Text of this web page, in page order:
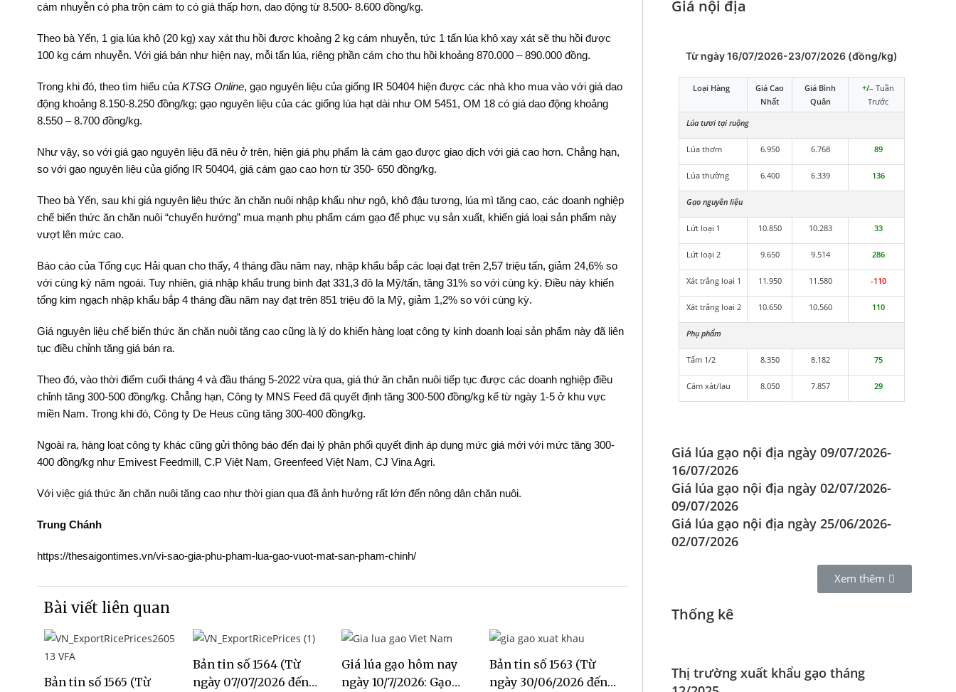
cám nhuyễn có pha trộn cám to có giá thấp hơn, dao động từ 8.500- 8.600 đồng/kg.
Theo bà Yến, 1 giạ lúa khô (20 kg) xay xát thu hồi được khoảng 2 kg cám nhuyễn, tức 1 tấn lúa khô xay xát sẽ thu hồi được
100 kg cám nhuyễn. Với giá bán như hiện nay, mỗi tấn lúa, riêng phần cám cho thu hồi khoảng 870.000 – 890.000 đồng.
Trong khi đó, theo tìm hiểu của KTSG Online, gạo nguyên liệu của giống IR 50404 hiện được các nhà kho mua vào với giá dao
động khoảng 8.150-8.250 đồng/kg; gạo nguyên liệu của các giống lúa hạt dài như OM 5451, OM 18 có giá dao động khoảng
8.550 – 8.700 đồng/kg.
Như vậy, so với giá gạo nguyên liệu đã nêu ở trên, hiện giá phụ phẩm là cám gạo được giao dịch với giá cao hơn. Chẳng hạn,
so với gạo nguyên liệu của giống IR 50404, giá cám gạo cao hơn từ 350- 650 đồng/kg.
Theo bà Yến, sau khi giá nguyên liệu thức ăn chăn nuôi nhập khẩu như ngô, khô đậu tương, lúa mì tăng cao, các doanh nghiệp
chế biến thức ăn chăn nuôi “chuyển hướng” mua mạnh phụ phẩm cám gạo để phục vụ sản xuất, khiến giá loại sản phẩm này
vượt lên mức cao.
Báo cáo của Tổng cục Hải quan cho thấy, 4 tháng đầu năm nay, nhập khẩu bắp các loại đạt trên 2,57 triệu tấn, giảm 24,6% so
với cùng kỳ năm ngoái. Tuy nhiên, giá nhập khẩu trung bình đạt 331,3 đô la Mỹ/tấn, tăng 31% so với cùng kỳ. Điều này khiến
tổng kim ngạch nhập khẩu bắp 4 tháng đầu năm nay đạt trên 851 triệu đô la Mỹ, giảm 1,2% so với cùng kỳ.
Giá nguyên liệu chế biến thức ăn chăn nuôi tăng cao cũng là lý do khiến hàng loạt công ty kinh doanh loại sản phẩm này đã liên
tục điều chỉnh tăng giá bán ra.
Theo đó, vào thời điểm cuối tháng 4 và đầu tháng 5-2022 vừa qua, giá thứ ăn chăn nuôi tiếp tục được các doanh nghiệp điều
chỉnh tăng 300-500 đồng/kg. Chẳng hạn, Công ty MNS Feed đã quyết định tăng 300-500 đồng/kg kể từ ngày 1-5 ở khu vực
miền Nam. Trong khi đó, Công ty De Heus cũng tăng 300-400 đồng/kg.
Ngoài ra, hàng loạt công ty khác cũng gửi thông báo đến đại lý phân phối quyết định áp dụng mức giá mới với mức tăng 300-
400 đồng/kg như Emivest Feedmill, C.P Việt Nam, Greenfeed Việt Nam, CJ Vina Agri.
Với việc giá thức ăn chăn nuôi tăng cao như thời gian qua đã ảnh hưởng rất lớn đến nông dân chăn nuôi.
Trung Chánh
https://thesaigontimes.vn/vi-sao-gia-phu-pham-lua-gao-vuot-mat-san-pham-chinh/
Bài viết liên quan
Bản tin số 1565 (Từ
Bản tin số 1564 (Từ
ngày 07/07/2026 đến
Giá lúa gạo hôm nay
ngày 10/7/2026: Gạo
Bản tin số 1563 (Từ
ngày 30/06/2026 đến
Giá nội địa
Từ ngày 16/07/2026-23/07/2026 (đồng/kg)
Loại Hàng
Giá Cao
Nhất
Giá Bình
Quân
+/– Tuần
Trước
Lúa tươi tại ruộng
Lúa thơm 6.950 6.768 89
Lúa thường 6.400 6.339 136
Gạo nguyên liệu
Lứt loại 1 10.850 10.283 33
Lứt loại 2 9.650 9.514 286
Xát trắng loại 1 11.950 11.580 -110
Xát trắng loại 2 10.650 10.560 110
Phụ phẩm
Tấm 1/2 8.350 8.182 75
Cám xát/lau 8.050 7.857 29
Giá lúa gạo nội địa ngày 09/07/2026-
16/07/2026
Giá lúa gạo nội địa ngày 02/07/2026-
09/07/2026
Giá lúa gạo nội địa ngày 25/06/2026-
02/07/2026
Xem thêm
Thống kê
Thị trường xuất khẩu gạo tháng